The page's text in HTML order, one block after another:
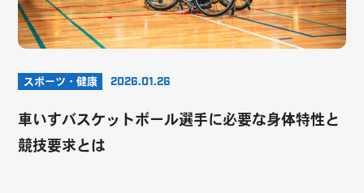
スポーツ・健康 2026.01.26
車いすバスケットボール選手に必要な身体特性と
競技要求とは